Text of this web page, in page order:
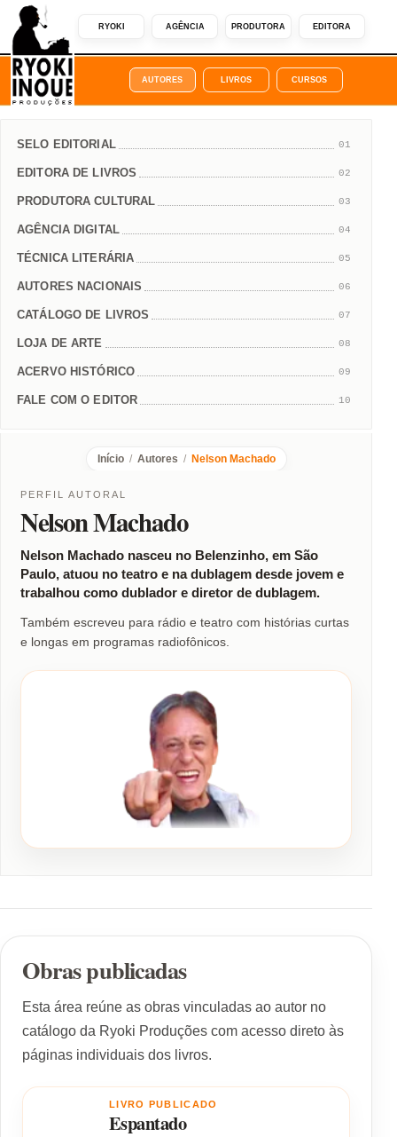
RYOKI AGÊNCIA PRODUTORA EDITORA
AUTORES LIVROS CURSOS
SELO EDITORIAL 01
EDITORA DE LIVROS 02
PRODUTORA CULTURAL 03
AGÊNCIA DIGITAL 04
TÉCNICA LITERÁRIA 05
AUTORES NACIONAIS 06
CATÁLOGO DE LIVROS 07
LOJA DE ARTE 08
ACERVO HISTÓRICO 09
FALE COM O EDITOR 10
Início / Autores / Nelson Machado
PERFIL AUTORAL
Nelson Machado
Nelson Machado nasceu no Belenzinho, em São
Paulo, atuou no teatro e na dublagem desde jovem e
trabalhou como dublador e diretor de dublagem.
Também escreveu para rádio e teatro com histórias curtas
e longas em programas radiofônicos.
Obras publicadas
Esta área reúne as obras vinculadas ao autor no
catálogo da Ryoki Produções com acesso direto às
páginas individuais dos livros.
LIVRO PUBLICADO
Espantado